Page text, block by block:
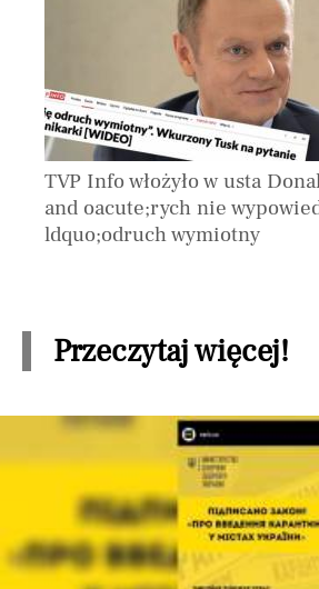
TVP Info włożyło w usta
and oacute;rych nie
ldquo;odruch wymiotny
Przeczytaj więcej!